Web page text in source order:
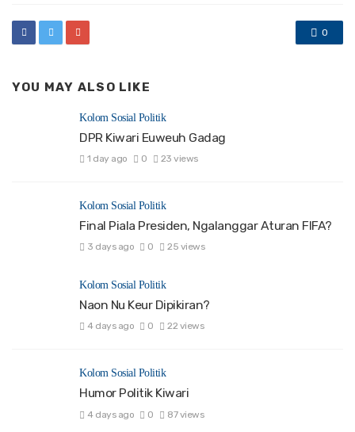
0
YOU MAY ALSO LIKE
Kolom Sosial Politik
DPR Kiwari Euweuh Gadag
1 day ago 0 23 views
Kolom Sosial Politik
Final Piala Presiden, Ngalanggar Aturan FIFA?
3 days ago 0 25 views
Kolom Sosial Politik
Naon Nu Keur Dipikiran?
4 days ago 0 22 views
Kolom Sosial Politik
Humor Politik Kiwari
4 days ago 0 87 views